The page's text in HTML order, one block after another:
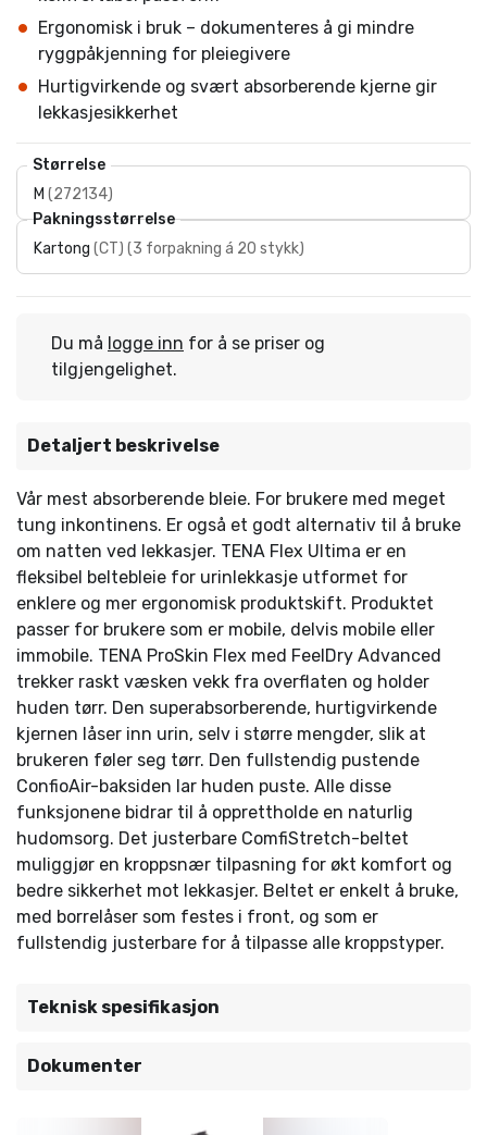
Ergonomisk i bruk – dokumenteres å gi mindre
ryggpåkjenning for pleiegivere
Hurtigvirkende og svært absorberende kjerne gir
lekkasjesikkerhet
Størrelse
M (272134)
Pakningsstørrelse
Kartong (CT) (3 forpakning á 20 stykk)
Du må logge inn for å se priser og
tilgjengelighet.
Detaljert beskrivelse
Vår mest absorberende bleie. For brukere med meget
tung inkontinens. Er også et godt alternativ til å bruke
om natten ved lekkasjer. TENA Flex Ultima er en
fleksibel beltebleie for urinlekkasje utformet for
enklere og mer ergonomisk produktskift. Produktet
passer for brukere som er mobile, delvis mobile eller
immobile. TENA ProSkin Flex med FeelDry Advanced
trekker raskt væsken vekk fra overflaten og holder
huden tørr. Den superabsorberende, hurtigvirkende
kjernen låser inn urin, selv i større mengder, slik at
brukeren føler seg tørr. Den fullstendig pustende
ConfioAir-baksiden lar huden puste. Alle disse
funksjonene bidrar til å opprettholde en naturlig
hudomsorg. Det justerbare ComfiStretch-beltet
muliggjør en kroppsnær tilpasning for økt komfort og
bedre sikkerhet mot lekkasjer. Beltet er enkelt å bruke,
med borrelåser som festes i front, og som er
fullstendig justerbare for å tilpasse alle kroppstyper.
Teknisk spesifikasjon
Dokumenter